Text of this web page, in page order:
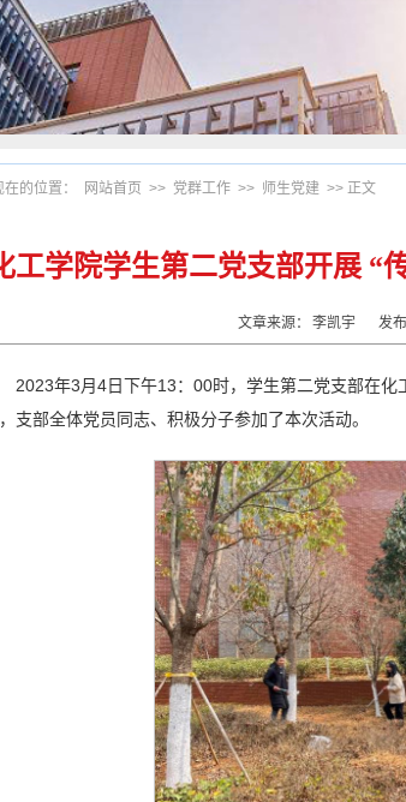
在的位置： 网站首页 >> 党群工作 >> 师生党建 >> 正文
工学院学生第二党支部开展 “
文章来源： 李凯宇 发
2023年3月4日下午13：00时，学生第二党支部在化
支部全体党员同志、积极分子参加了本次活动。